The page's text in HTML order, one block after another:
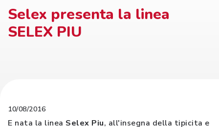
Selex presenta la linea
SELEX PIU
10/08/2016
E nata la linea Selex Piu, all'insegna della tipicita e